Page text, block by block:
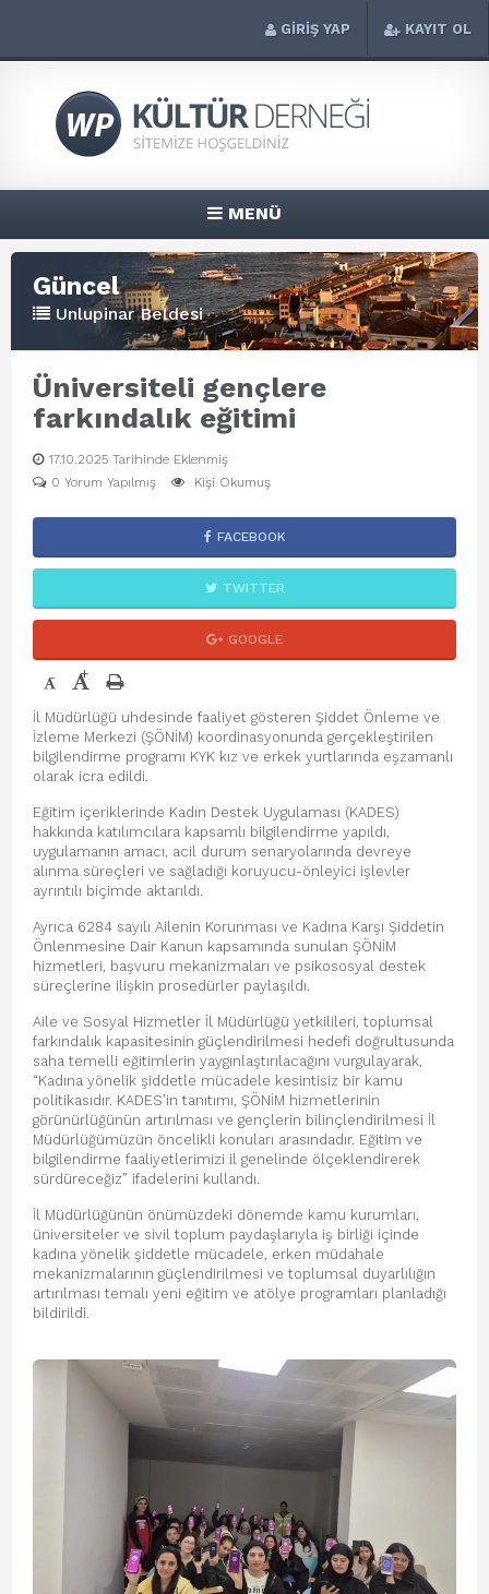
GİRİŞ YAP KAYIT OL
MENÜ
Güncel
Unlupinar Beldesi
Üniversiteli gençlere
farkındalık eğitimi
17.10.2025 Tarihinde Eklenmiş
0 Yorum Yapılmış
Kişi Okumuş
FACEBOOK
TWITTER
GOOGLE
- +
İl Müdürlüğü uhdesinde faaliyet gösteren Şiddet Önleme ve
İzleme Merkezi (ŞÖNİM) koordinasyonunda gerçekleştirilen
bilgilendirme programı KYK kız ve erkek yurtlarında eşzamanlı
olarak icra edildi.
Eğitim içeriklerinde Kadın Destek Uygulaması (KADES)
hakkında katılımcılara kapsamlı bilgilendirme yapıldı,
uygulamanın amacı, acil durum senaryolarında devreye
alınma süreçleri ve sağladığı koruyucu-önleyici işlevler
ayrıntılı biçimde aktarıldı.
Ayrıca 6284 sayılı Ailenin Korunması ve Kadına Karşı Şiddetin
Önlenmesine Dair Kanun kapsamında sunulan ŞÖNİM
hizmetleri, başvuru mekanizmaları ve psikososyal destek
süreçlerine ilişkin prosedürler paylaşıldı.
Aile ve Sosyal Hizmetler İl Müdürlüğü yetkilileri, toplumsal
farkındalık kapasitesinin güçlendirilmesi hedefi doğrultusunda
saha temelli eğitimlerin yaygınlaştırılacağını vurgulayarak,
“Kadına yönelik şiddetle mücadele kesintisiz bir kamu
politikasıdır. KADES’in tanıtımı, ŞÖNİM hizmetlerinin
görünürlüğünün artırılması ve gençlerin bilinçlendirilmesi İl
Müdürlüğümüzün öncelikli konuları arasındadır. Eğitim ve
bilgilendirme faaliyetlerimizi il genelinde ölçeklendirerek
sürdüreceğiz” ifadelerini kullandı.
İl Müdürlüğünün önümüzdeki dönemde kamu kurumları,
üniversiteler ve sivil toplum paydaşlarıyla iş birliği içinde
kadına yönelik şiddetle mücadele, erken müdahale
mekanizmalarının güçlendirilmesi ve toplumsal duyarlılığın
artırılması temalı yeni eğitim ve atölye programları planladığı
bildirildi.